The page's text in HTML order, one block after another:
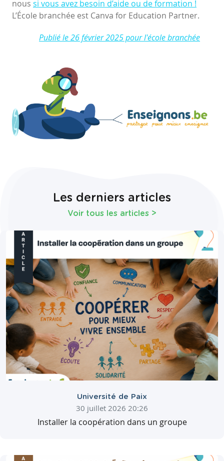
nous si vous avez besoin d’aide ou de formation !
L’École branchée est Canva for Education Partner.
Publié le 26 février 2025 pour l'école branchée
Les derniers articles
Voir tous les articles >
Université de Paix
30 juillet 2026 20:26
Installer la coopération dans un groupe